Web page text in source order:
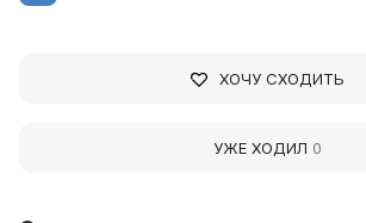
ХОЧУ СХОДИТЬ
УЖЕ ХОДИЛ 0